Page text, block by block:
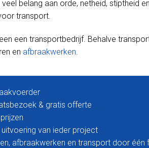
belang aan orde, netheid, stiptheid
transport.
een transportbedrijf. Behalve
en afbraakwerken.
& gratis offerte
van ieder project
afbraakwerken en transport door één